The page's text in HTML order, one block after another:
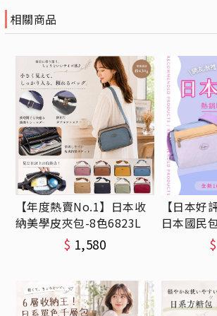
相關商品
【年度熱賣No.1】日本收
納美學皮夾包-8色6823L
$ 1,580
【日本
日本國民
$